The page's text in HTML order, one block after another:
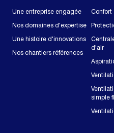
Une entreprise engagée
Nos domaines d'expertise
Une histoire d'innovations
Nos chantiers références
Confort
d'air
simple